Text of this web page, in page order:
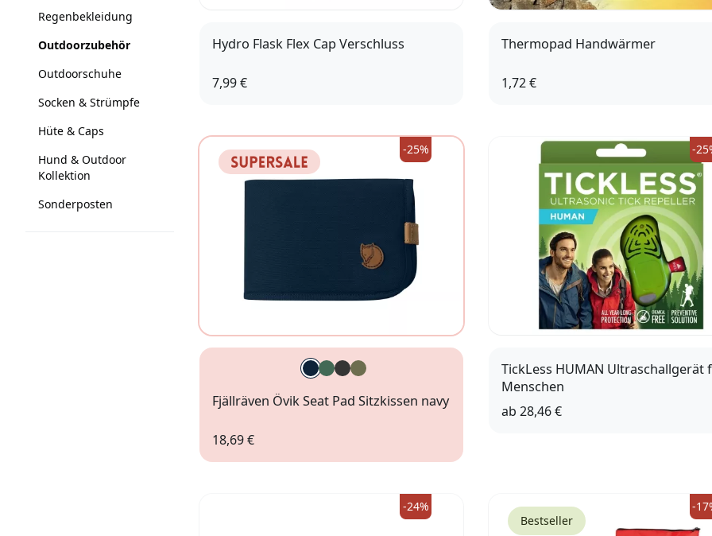
Regenbekleidung
Outdoorzubehör
Outdoorschuhe
Socken & Strümpfe
Hüte & Caps
Hund & Outdoor
Kollektion
Sonderposten
Hydro Flask Flex Cap Verschluss
7,99 €
Thermopad Handwärmer
1,72 €
-25%
Fjällräven Övik Seat Pad Sitzkissen navy
18,69 €
-
TickLess HUMAN Ultraschallgerät
Menschen
ab28,46 €
-24%
Bestseller
-